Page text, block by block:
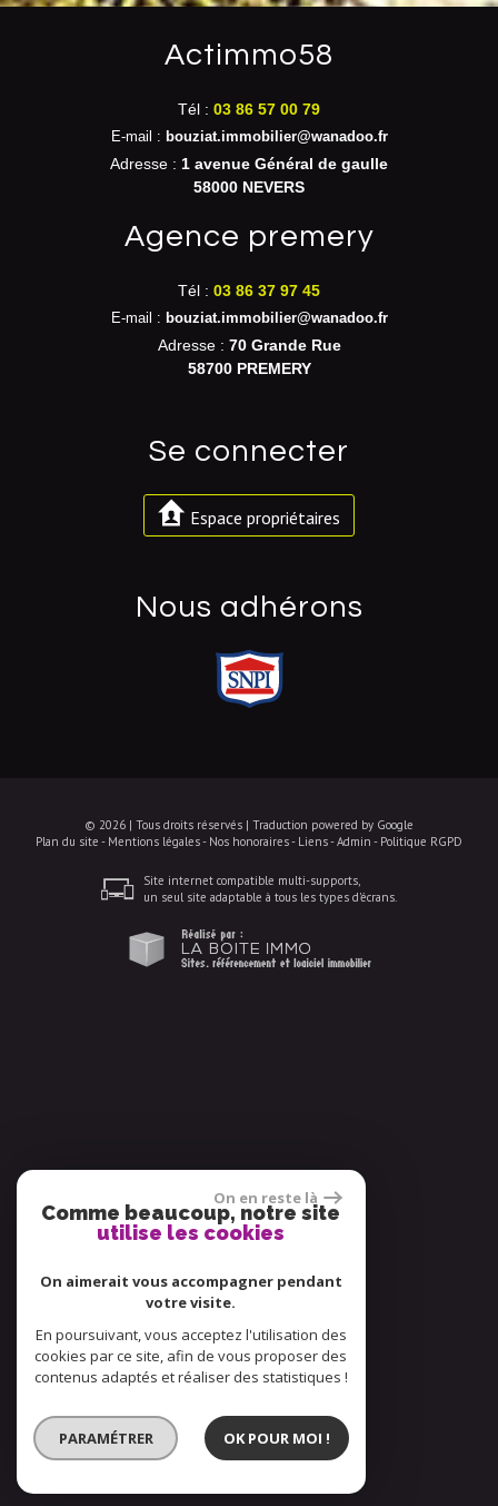
actimmo58
Tél : 03 86 57 00 79
E-mail : bouziat.immobilier@wanadoo.fr
Adresse : 1 avenue Général de gaulle
58000 NEVERS
agence premery
Tél : 03 86 37 97 45
E-mail : bouziat.immobilier@wanadoo.fr
Adresse : 70 Grande Rue
58700 PREMERY
se connecter
Espace propriétaires
nous adhérons
© 2026 | Tous droits réservés | Traduction powered by Google
Plan du site - Mentions légales- Nos honoraires- Liens-Admin - Politique RGPD
Site internet compatible multi-supports,
un seul site adaptable à tous les types d'écrans.
On en reste là
Comme beaucoup, notre site
utilise les cookies
On aimerait vous accompagner pendant
votre visite.
En poursuivant, vous acceptez l'utilisation des
cookies par ce site, afin de vous proposer des
contenus adaptés et réaliser des statistiques !
PARAMÉTRER OK POUR MOI !